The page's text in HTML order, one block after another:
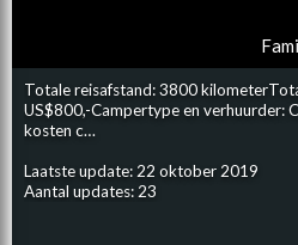
Totale reisafstand: 3800
US$800,-Campertype en verhuurder:
kosten c…
Laatste update: 22 oktober 2019
Aantal updates: 23